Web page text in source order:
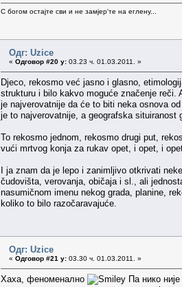
С богом остајте сви и не замјер'те на еглену...
Одг: Uzice
« Одговор #20 у: 03.23 ч. 01.03.2011. »
Djeco, rekosmo već jasno i glasno,
strukturu i bilo kakvo moguće značenje reči.
je najverovatnije da će to biti neka osnova
je to najverovatnije, a geografska
To rekosmo jednom, rekosmo drugi put,
vući mrtvog konja za rukav opet, i opet, i
I ja znam da je lepo i zanimljivo otkrivati
čudovišta, verovanja, običaja i sl., ali
nasumičnom imenu nekog grada, planine,
koliko to bilo razočaravajuće.
Одг: Uzice
« Одговор #21 у: 03.30 ч. 01.03.2011. »
Хаха, феноменално
Па нико